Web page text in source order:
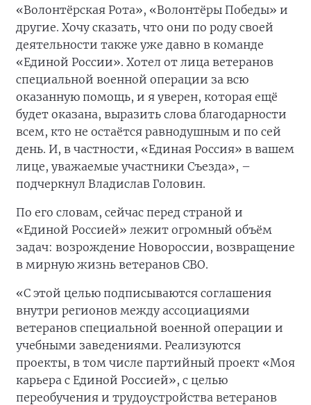
«Волонтёрская Рота», «Волонтёры Победы» и
другие. Хочу сказать, что они по роду своей
деятельности также уже давно в команде
«Единой России». Хотел от лица ветеранов
специальной военной операции за всю
оказанную помощь, и я уверен, которая ещё
будет оказана, выразить слова благодарности
всем, кто не остаётся равнодушным и по сей
день. И, в частности, «Единая Россия» в вашем
лице, уважаемые участники Съезда», –
подчеркнул Владислав Головин.
По его словам, сейчас перед страной и
«Единой Россией» лежит огромный объём
задач: возрождение Новороссии, возвращение
в мирную жизнь ветеранов СВО.
«С этой целью подписываются соглашения
внутри регионов между ассоциациями
ветеранов специальной военной операции и
учебными заведениями. Реализуются
проекты, в том числе партийный проект «Моя
карьера с Единой Россией», с целью
переобучения и трудоустройства ветеранов